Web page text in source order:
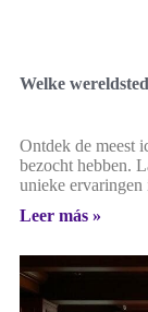
Welke
Ontdek de meest
bezocht hebben.
unieke ervaringen
Leer más »